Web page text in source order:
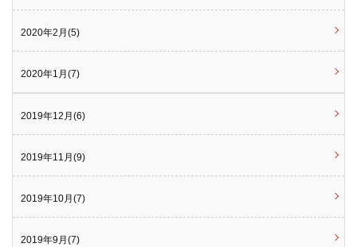
2020年2月(5)
2020年1月(7)
2019年12月(6)
2019年11月(9)
2019年10月(7)
2019年9月(7)